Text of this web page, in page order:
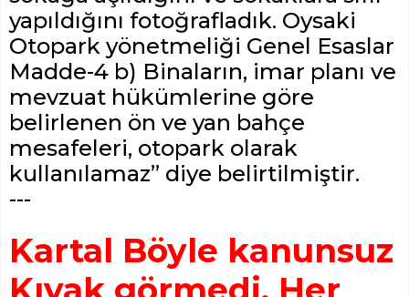
yapıldığını fotoğrafladık. Oysaki
Otopark yönetmeliği Genel Esaslar
Madde-4 b) Binaların, imar planı ve
mevzuat hükümlerine göre
belirlenen ön ve yan bahçe
mesafeleri, otopark olarak
kullanılamaz” diye belirtilmiştir.
---
Kartal Böyle kanunsuz